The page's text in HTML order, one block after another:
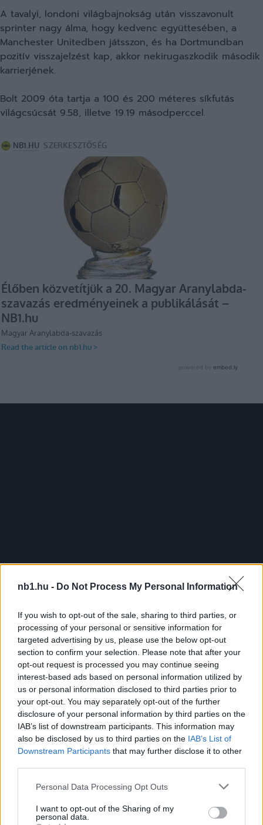
nb1.hu - Do Not Process My Personal Information
If you wish to opt-out of the sale, sharing to third parties, or
processing of your personal or sensitive information for
targeted advertising by us, please use the below opt-out
section to confirm your selection. Please note that after your
opt-out request is processed you may continue seeing
interest-based ads based on personal information utilized by
us or personal information disclosed to third parties prior to
your opt-out. You may separately opt-out of the further
disclosure of your personal information by third parties on the
IAB’s list of downstream participants. This information may
also be disclosed by us to third parties on the IAB’s List of
Downstream Participants that may further disclose it to other
Please note that this website/app uses one or more Google
not limited to your visit or usage behaviour. You may click to
grant or deny consent to Google and its third-party tags to
Personal Data Processing Opt Outs
I want to opt-out of the Sharing of my
personal data.
A tavalyi, londoni világbajnokság után visszavonult
sprinter nagy álma, hogy kedvenc együttesében, a
Manchester Unitedben játsszon, és ha Dortmundban
pozitív visszajelzést kap, akkor nekirugaszkodik második
karrierjének.
Bolt 2009 óta tartja a 100 és 200 méteres síkfutás
világcsúcsát 9.58, illetve 19.19 másodperccel.
0%
Time
in-
Megosztás:
KAPCSOLÓDÓ HÍREK
NB1